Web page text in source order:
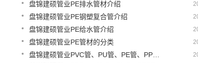
盘锦建硕管业PE排水管材介绍
盘锦建硕管业PE钢塑复合管介绍
盘锦建硕管业PE给水管介绍
盘锦建硕管业PE管材的分类